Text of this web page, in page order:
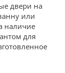
двери на
или
наличие
для